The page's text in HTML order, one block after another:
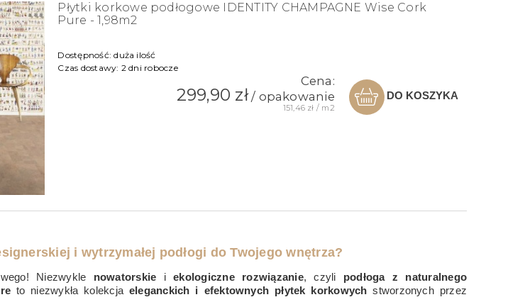
Płytki korkowe podłogowe IDENTITY CHAMPAGNE Wise Cork
Pure - 1,98m2
Dostępność: duża ilość
Czas dostawy: 2 dni robocze
Cena:
299,90 zł/ opakowanie
151,46 zł / m2
DO KOSZYKA
i wytrzymałej podłogi do Twojego wnętrza?
Niezwykle nowatorskie iekologiczne rozwiązanie, czyli podłoga z naturalnego
to niezwykła kolekcjaeleganckich i efektownych płytek korkowych stworzonych przez